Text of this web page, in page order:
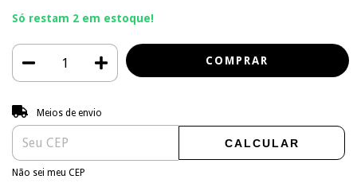
Só restam 2 em estoque!
Entregas para o CEP:
Meios de envio
CALCULAR
Não sei meu CEP